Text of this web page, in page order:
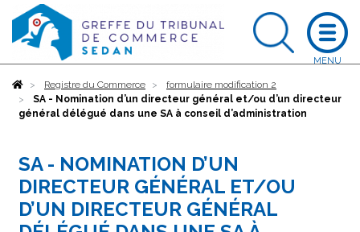
AccueilRegistre du Commerce
formulaire modification 2
SA - Nomination d’un directeur général et/ou d’un directeur
général délégué dans une SA à conseil d’administration
SA - NOMINATION D’UN
DIRECTEUR GÉNÉRAL ET/OU
D’UN DIRECTEUR GÉNÉRAL